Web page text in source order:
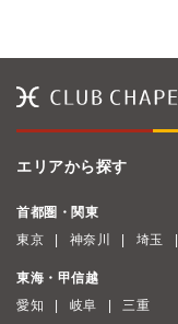
エリアから探す
首都圏・関東
東京
神奈川 埼玉
東海・甲信越
愛知
岐阜 三重